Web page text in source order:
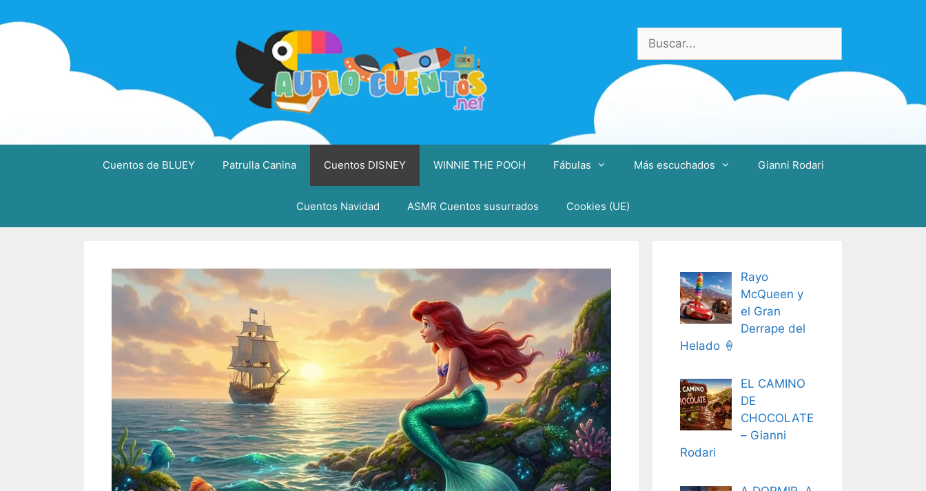
al
Buscar:
Cuentos de BLUEY Patrulla Canina Cuentos DISNEY WINNIE THE POOH Fábulas Más escuchados Gianni Rodari
Cuentos Navidad ASMR Cuentos susurrados Cookies (UE)
Rayo
McQueen y
el Gran
Derrape del
Helado 🍦
EL CAMINO
DE
CHOCOLATE
– Gianni
Rodari